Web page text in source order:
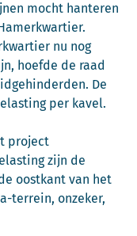
mocht hanteren
nu nog
hoefde de raad
De
per kavel.
project
zijn de
oostkant van het
terrein, onzeker,